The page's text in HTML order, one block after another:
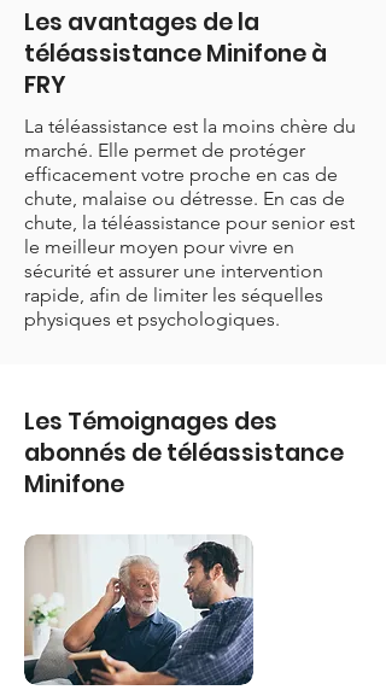
Les avantages de la
téléassistance Minifone à
FRY
La téléassistance est la moins chère du
marché. Elle permet de protéger
efficacement votre proche en cas de
chute, malaise ou détresse. En cas de
chute, la téléassistance pour senior est
le meilleur moyen pour vivre en
sécurité et assurer une intervention
rapide, afin de limiter les séquelles
physiques et psychologiques.
Les Témoignages des
abonnés de téléassistance
Minifone